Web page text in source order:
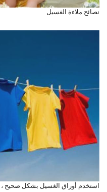
نصائح ملاءة الغسيل
استخدم أوراق الغسيل بشكل صحيح